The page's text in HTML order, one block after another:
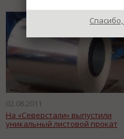
02.08.2011
На «Северстали» выпустили
уникальный листовой прокат